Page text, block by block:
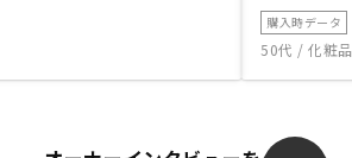
購入時データ
50代 / 化粧